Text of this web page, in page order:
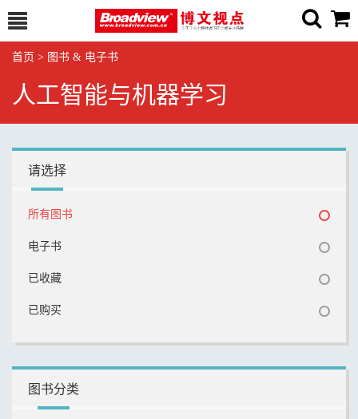
首页 > 图书 & 电子书
人工智能与机器学习
请选择
所有图书
电子书
已收藏
已购买
图书分类